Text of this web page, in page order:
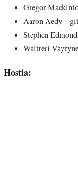
Gregor
Aaron Aedy –
Stephen
Waltteri
Hostia: